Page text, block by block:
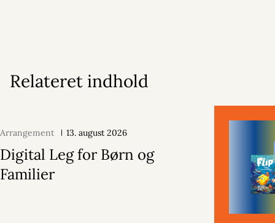
Relateret indhold
Arrangement 13. august 2026
Digital Leg for Børn og
Familier